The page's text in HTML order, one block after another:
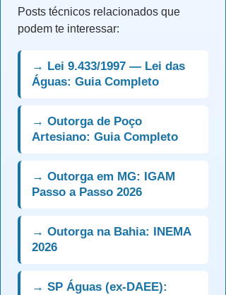
Posts técnicos relacionados que
podem te interessar:
→ Lei 9.433/1997 — Lei das
Águas: Guia Completo
→ Outorga de Poço
Artesiano: Guia Completo
→ Outorga em MG: IGAM
Passo a Passo 2026
→ Outorga na Bahia: INEMA
2026
→ SP Águas (ex-DAEE):